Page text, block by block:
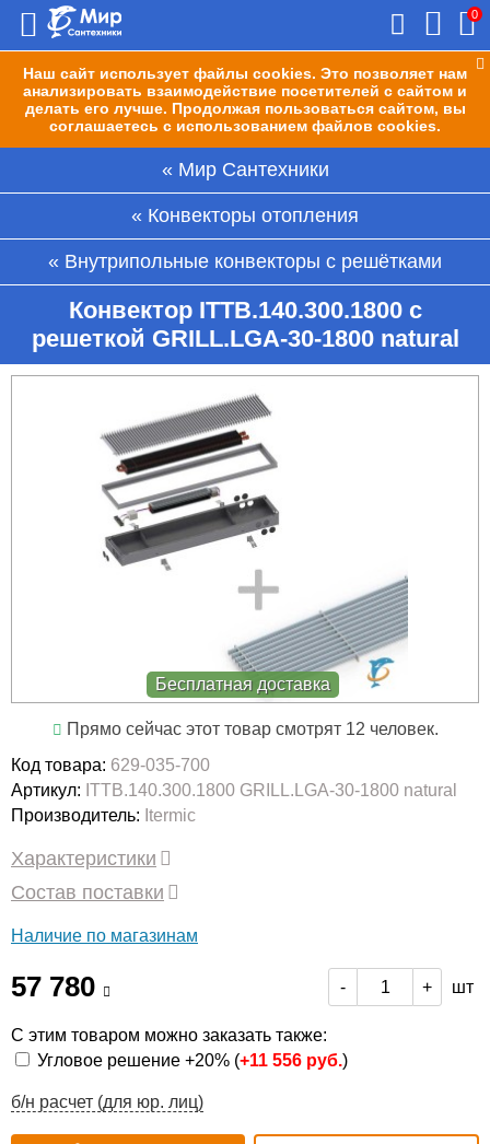
Наш сайт использует файлы cookies. Это позволяет нам
анализировать взаимодействие посетителей с сайтом и
делать его лучше. Продолжая пользоваться сайтом, вы
соглашаетесь с использованием файлов cookies.
0
Мир Сантехники
Конвекторы отопления
Внутрипольные конвекторы с решётками
Конвектор ITTB.140.300.1800 с
решеткой GRILL.LGA-30-1800 natural
Бесплатная доставка
Прямо сейчас этот товар смотрят 12 человек.
Код товара: 629-035-700
Артикул: ITTB.140.300.1800 GRILL.LGA-30-1800 natural
Производитель: Itermic
Характеристики
Состав поставки
Наличие по магазинам
57 780 - + шт
С этим товаром можно заказать также:
Угловое решение +20% (+11 556 руб.)
б/н расчет (для юр. лиц)